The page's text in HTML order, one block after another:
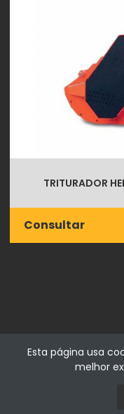
TRITURADOR
Consultar
Fialho & Irmão,Lda. |
Esta página usa
melhor